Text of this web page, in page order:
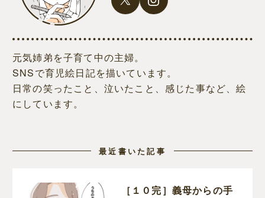
元気姉弟を子育て中の主婦。
SNSで育児絵日記を描いています。
日常の笑ったこと、泣いたこと、感じた事など、絵
にしています。
最近書いた記事
［１０完］義母からの手